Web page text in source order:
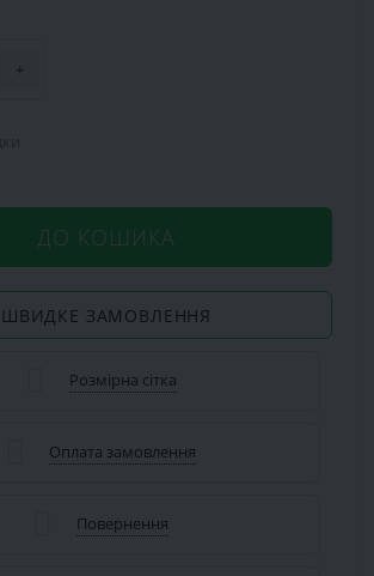
+
ДО КОШИКА
ШВИДКЕ ЗАМОВЛЕННЯ
Розмірна сітка
Оплата замовлення
Повернення